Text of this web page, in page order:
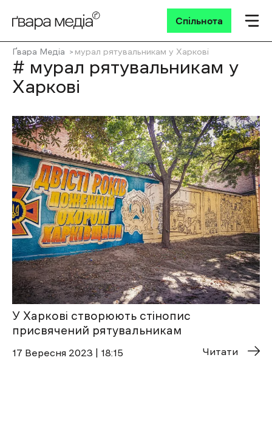
Спільнота
Ґвара Медіа мурал рятувальникам у Харкові
# мурал рятувальникам у
Харкові
У Харкові створюють стінопис
присвячений рятувальникам
17 Вересня 2023 | 18:15 Читати